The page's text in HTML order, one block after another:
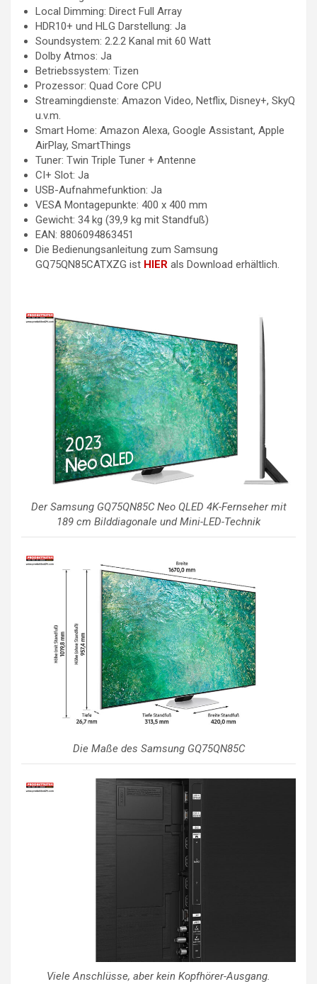
Local Dimming: Direct Full Array
HDR10+ und HLG Darstellung: Ja
Soundsystem: 2.2.2 Kanal mit 60 Watt
Dolby Atmos: Ja
Betriebssystem: Tizen
Prozessor: Quad Core CPU
Streamingdienste: Amazon Video, Netflix, Disney+, SkyQ
u.v.m.
Smart Home: Amazon Alexa, Google Assistant, Apple
AirPlay, SmartThings
Tuner: Twin Triple Tuner + Antenne
CI+ Slot: Ja
USB-Aufnahmefunktion: Ja
VESA Montagepunkte: 400 x 400 mm
Gewicht: 34 kg (39,9 kg mit Standfuß)
EAN: 8806094863451
Die Bedienungsanleitung zum Samsung
GQ75QN85CATXZG ist HIER als Download erhältlich.
Der Samsung GQ75QN85C Neo QLED 4K-Fernseher mit
189 cm Bilddiagonale und Mini-LED-Technik
Die Maße des Samsung GQ75QN85C
Viele Anschlüsse, aber kein Kopfhörer-Ausgang.